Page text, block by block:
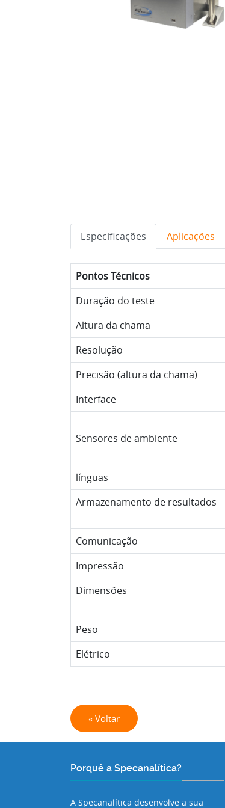
Especificações Aplicações
Pontos Técnicos
Duração do teste
Altura da chama
Resolução
Precisão (altura da chama)
Interface
Sensores de ambiente
línguas
Armazenamento de resultados
Comunicação
Impressão
Dimensões
Peso
Elétrico
« Voltar
Porquê a Specanalítica?
A Specanalítica desenvolve a sua